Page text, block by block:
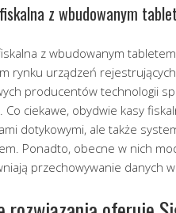
z wbudowanym
z wbudowanym
rynku urządzeń
producentów technologii
Co ciekawe, obydwie kasy
dotykowymi, ale także
Ponadto, obecne w nich
przechowywanie danych